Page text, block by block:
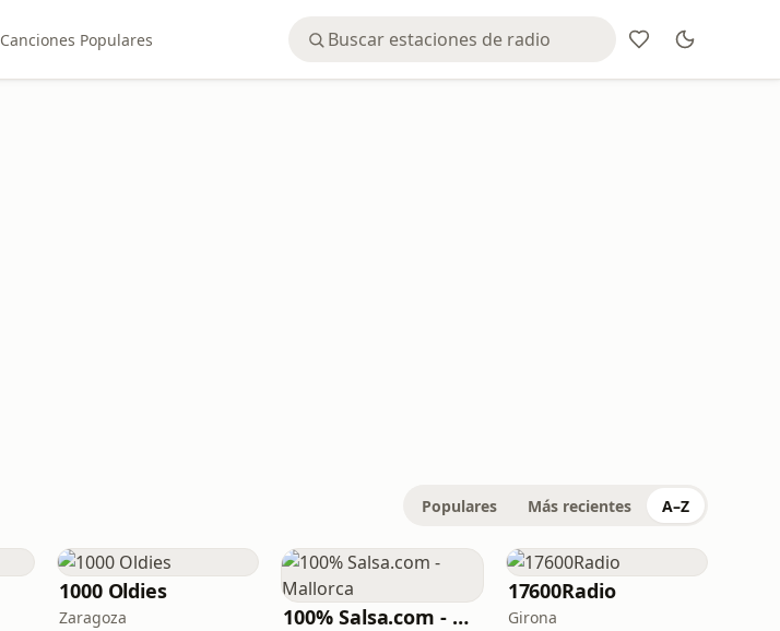
Canciones Populares
Populares Más recientes A–Z
1000 Oldies
Zaragoza 100% Salsa.com - Mallorca
17600Radio
Girona